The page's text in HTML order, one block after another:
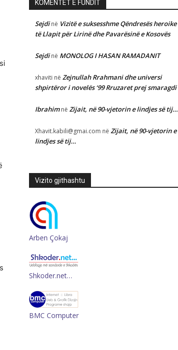
KOMENTET E FUNDIT
Sejdinë Vizitë e suksesshme Qëndresës heroike
të Llapit për Lirinë dhe Pavarësinë e Kosovës
Sejdinë MONOLOG I HASAN RAMADANIT
xhaviti në Zejnullah Rrahmani dhe universi
shpirtëror i novelës ‘99 Rruzaret prej smaragdi
Ibrahimnë Zijait, në 90-vjetorin e lindjes së tij…
Xhavit.kabili@gmai.com në Zijait, në 90-vjetorin e
lindjes së tij…
Vizito gjithashtu
Arben Çokaj
Shkoder.net…
BMC Computer